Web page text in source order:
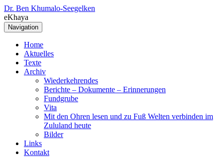
Dr. Ben Khumalo-Seegelken
eKhaya
Navigation
Home
Aktuelles
Texte
Archiv
Wiederkehrendes
Berichte – Dokumente – Erinnerungen
Fundgrube
Vita
Mit den Ohren lesen und zu Fuß Welten verbinden im
Zululand heute
Bilder
Links
Kontakt